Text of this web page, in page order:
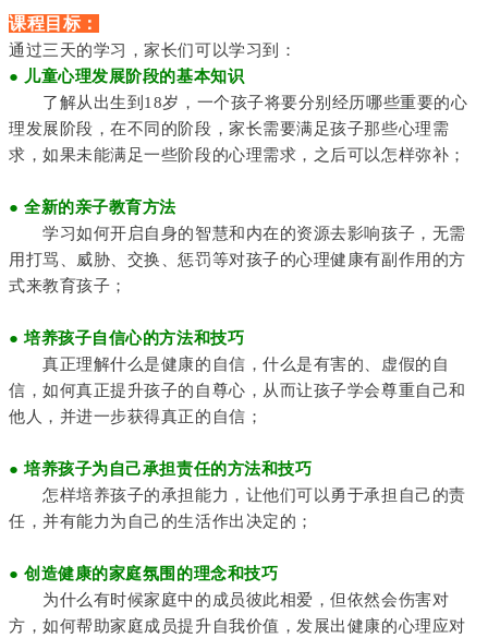
课程目标：
通过三天的学习，家长们可以学习到：
● 儿童心理发展阶段的基本知识
了解从出生到18岁，一个孩子将要分别经历哪些重要的心
理发展阶段，在不同的阶段，家长需要满足孩子那些心理需
求，如果未能满足一些阶段的心理需求，之后可以怎样弥补；
● 全新的亲子教育方法
学习如何开启自身的智慧和内在的资源去影响孩子，无需
用打骂、威胁、交换、惩罚等对孩子的心理健康有副作用的方
式来教育孩子；
● 培养孩子自信心的方法和技巧
真正理解什么是健康的自信，什么是有害的、虚假的自
信，如何真正提升孩子的自尊心，从而让孩子学会尊重自己和
他人，并进一步获得真正的自信；
●培养孩子为自己承担责任的方法和技巧
怎样培养孩子的承担能力，让他们可以勇于承担自己的责
任，并有能力为自己的生活作出决定的；
● 创造健康的家庭氛围的理念和技巧
为什么有时候家庭中的成员彼此相爱，但依然会伤害对
方，如何帮助家庭成员提升自我价值，发展出健康的心理应对